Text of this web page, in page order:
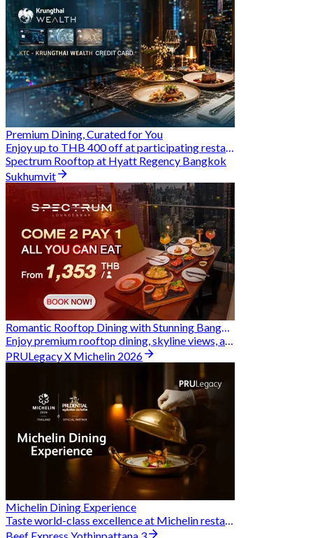
Premium Dining, Curated for You
Enjoy up to THB 400 off at participating restaurants.
Spectrum Rooftop at Hyatt Regency Bangkok
Sukhumvit
Romantic Rooftop Dining with Stunning Bangkok Views
Enjoy premium rooftop dining, skyline views, and exclusive Hungry Hub deals together
PRULegacy X Michelin 2026
Michelin Dining Experience
Taste world-class excellence at Michelin restaurants and unlock exclusive discounts when you book through Hungry Hub. A special privilege dedicated to the Prudential family.